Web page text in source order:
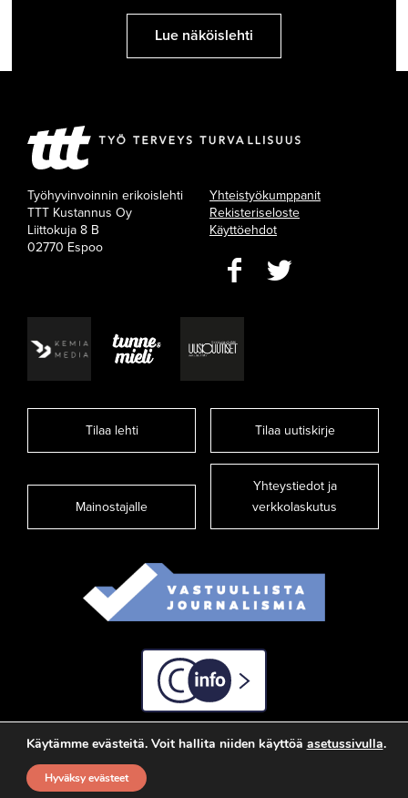
Lue näköislehti
Työhyvinvoinnin erikoislehti
TTT Kustannus Oy
Liittokuja 8 B
02770 Espoo
Yhteistyökumppanit
Rekisteriseloste
Käyttöehdot
Tilaa lehti Tilaa uutiskirje
Mainostajalle
Yhteystiedot ja
verkkolaskutus
C-info
Käytämme evästeitä. Voit hallita niiden käyttöä asetussivulla.
Hyväksy evästeet